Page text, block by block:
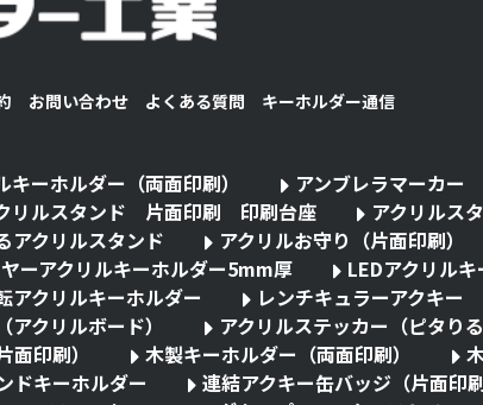
お問い合わせ よくある質問 キーホルダー通信
キーホルダー（両面印刷）
アンブレラマーカー
リルスタンド 片面印刷 印刷台座
アクリル
アクリルスタンド
アクリルお守り（片面印刷）
ーアクリルキーホルダー5mm厚
LEDアクリル
アクリルキーホルダー
レンチキュラーアクキー
クリルボード）
アクリルステッカー（ピタり
印刷） 木製キーホルダー（両面印刷）
ドキーホルダー
連結アクキー缶バッジ（片面印